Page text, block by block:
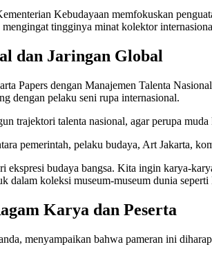
Kebudayaan memfokuskan
tingginya minat kolektor
dan Jaringan Global
Papers dengan Manajemen Talenta
dengan pelaku seni rupa internasional.
trajektori talenta nasional, agar perupa
pemerintah, pelaku budaya, Art Jakarta,
ekspresi budaya bangsa. Kita ingin karya-
dalam koleksi museum-museum dunia
Karya dan Peserta
menyampaikan bahwa pameran ini